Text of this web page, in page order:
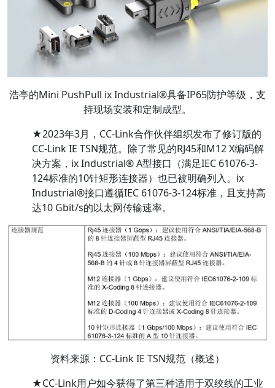
浩亭的Mini PushPull ix Industrial®具备IP65防护等级，支
持现场安装和定制成型。
★2023年3月，CC-Link合作伙伴组织发布了修订版的
CC-Link IE TSN规范。除了常见的RJ45和M12 X编码解
决方案，ix Industrial® A型接口（满足IEC 61076-3-
124标准的10针矩形连接器）也已被明确列入。ix
Industrial®接口遵循IEC 61076-3-124标准，且支持高
达10 Gbit/s的以太网传输速率。
资料来源：CC-Link IE TSN规范（概述）
★CC-Link用户如今获得了第三种适用于双绞线的工业